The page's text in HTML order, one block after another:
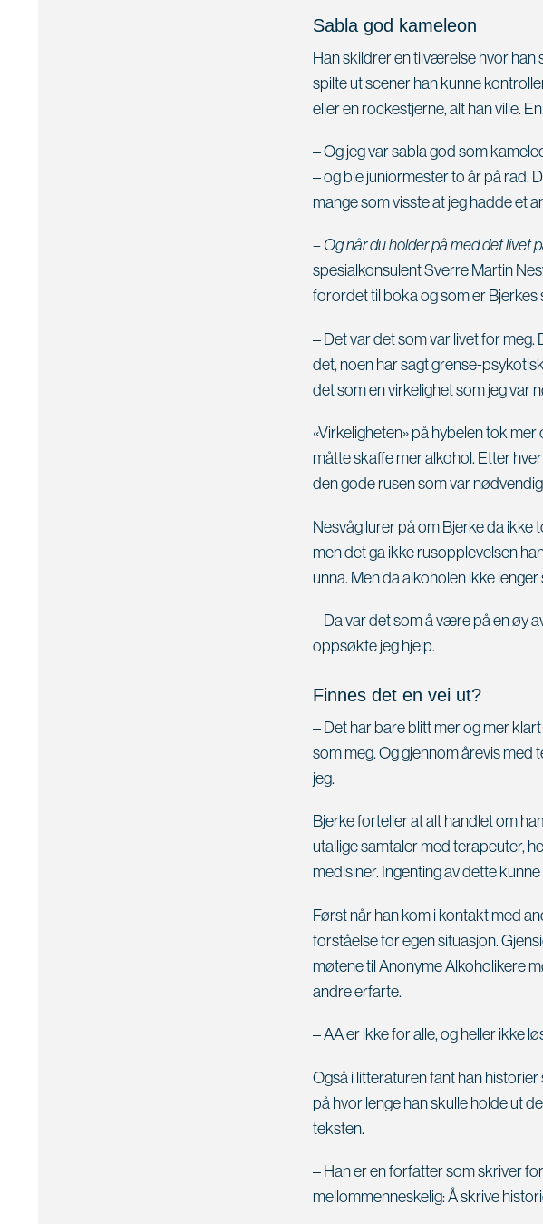
Sabla god kameleon
Han skildrer en tilværelse hvor han
spilte ut scener han kunne
eller en rockestjerne, alt han ville.
– Og jeg var sabla god som
– og ble juniormester to år på rad.
mange som visste at jeg hadde et
– Og når du holder på med det livet
spesialkonsulent Sverre Martin
forordet til boka og som er
– Det var det som var livet for
det, noen har sagt grense-
det som en virkelighet som jeg var
«Virkeligheten» på hybelen tok
måtte skaffe mer alkohol. Etter
den gode rusen som var
Nesvåg lurer på om Bjerke da ikke
men det ga ikke rusopplevelsen
unna. Men da alkoholen ikke
– Da var det som å være på en øy
oppsøkte jeg hjelp.
Finnes det en vei ut?
– Det har bare blitt mer og mer
som meg. Og gjennom årevis med
jeg.
Bjerke forteller at alt handlet om
utallige samtaler med terapeuter,
medisiner. Ingenting av dette
Først når han kom i kontakt med
forståelse for egen situasjon.
møtene til Anonyme Alkoholikere
andre erfarte.
– AA er ikke for alle, og heller ikke
Også i litteraturen fant han
på hvor lenge han skulle holde ut
teksten.
– Han er en forfatter som skriver
mellommenneskelig: Å skrive